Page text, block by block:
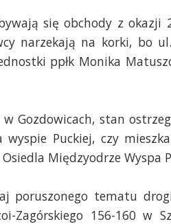
się obchody z okazji
narzekają na korki, bo
ppłk Monika
Gozdowicach, stan
Puckiej, czy
Międzyodrze Wyspa
poruszonego tematu
Zagórskiego 156-160 w